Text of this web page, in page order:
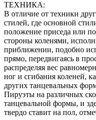
ТЕХНИКА:
В отличие от техники
стилей, где основной
положение приседа или
стороны коленями,
приближении, подобно
прямо, передвигаясь в
распределяя вес
ног и сгибания коленей,
других танцевальных
Пируэты на различных
танцевальной формы, и
твердо ставит на пол,